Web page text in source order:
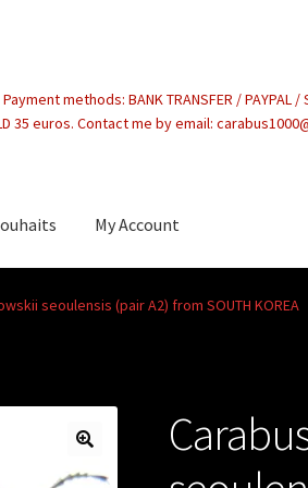
methods: BANK TRANSFER / PAYPAL /
35 euros. Contact me by email:
My Account
seoulensis (pair A2) from SOUTH KOREA